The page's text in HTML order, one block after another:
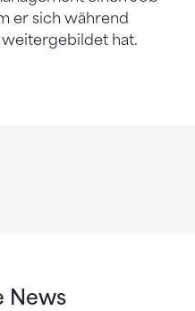
er sich während
hat.
News